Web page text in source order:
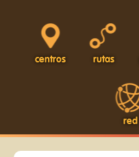
centros rutas
red